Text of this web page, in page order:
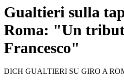
Gualtieri sulla
Roma: "Un
Francesco"
DICH GUALTIERI SU GIRO A